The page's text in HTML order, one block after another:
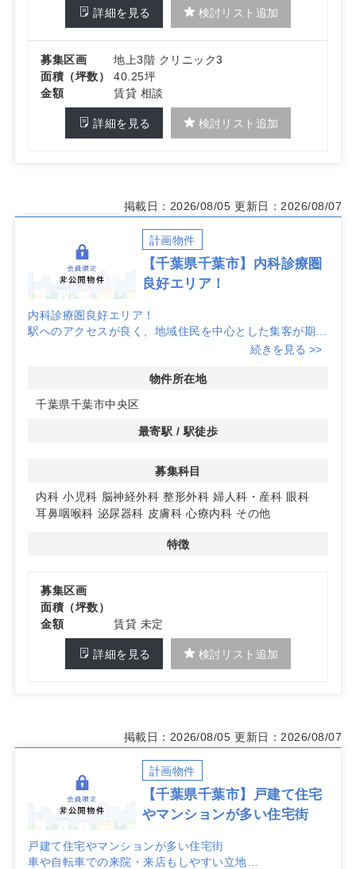
詳細を見る 検討リスト追加
募集区画
地上3階 クリニック3
面積（坪数）
40.25坪
金額
賃貸 相談
詳細を見る 検討リスト追加
掲載日：2026/08/05 更新日：2026/08/07
計画物件
【千葉県千葉市】内科診療圏
良好エリア！
内科診療圏良好エリア！
駅へのアクセスが良く、地域住民を中心とした集客が期待
詳細はお問い合わせください。
続きを見る >>
物件所在地
千葉県千葉市中央区
最寄駅 / 駅徒歩
募集科目
内科 小児科 脳神経外科 整形外科 婦人科・産科 眼科
耳鼻咽喉科 泌尿器科 皮膚科 心療内科 その他
特徴
募集区画
面積（坪数）
金額
賃貸 未定
詳細を見る 検討リスト追加
掲載日：2026/08/05 更新日：2026/08/07
計画物件
【千葉県千葉市】戸建て住宅
やマンションが多い住宅街
戸建て住宅やマンションが多い住宅街
車や自転車での来院・来店もしやすい立地